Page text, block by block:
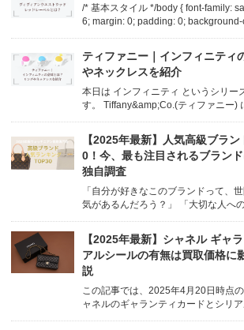
/* 基本スタイル */body { font-family:
6; margin: 0; padding: 0;
ティファニー｜インフィニティ
やネックレスを紹介
本日は インフィニティ というシリー
す。 Tiffany&amp;Co.(ティファニー) にはいろいろなシリー
うシリーズを紹介したいと思います。 永遠の絆、エネルギー
と生命力の象徴 とされているインフィ
【2025年最新】人気高級ブラ
0！今、最も注目されるブラン
独自調査
「自分が好きなこのブランドって、
気があるんだろう？」 「大切な人へ
ランドの「人気度」。 お気に入りの
【2025年最新】シャネル ギャ
アルシールの有無は買取価格に
説
この記事では、2025年4月20日時点
ャネルのギャランティカードとシリ